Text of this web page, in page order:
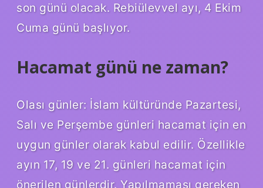
son günü olacak. Rebiülevvel ayı, 4 Ekim
Cuma günü başlıyor.
Hacamat günü ne zaman?
Olası günler: İslam kültüründe Pazartesi,
Salı ve Perşembe günleri hacamat için en
uygun günler olarak kabul edilir. Özellikle
ayın 17, 19 ve 21. günleri hacamat için
önerilen günlerdir. Yapılmaması gereken